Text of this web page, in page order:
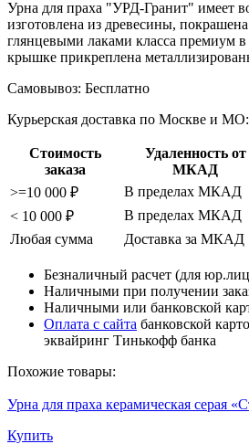
Урна для праха "УРД-Гранит" имеет
изготовлена из древесины,
глянцевыми лаками класса премиум
крышке прикреплена
Самовывоз: Бесплатно
Курьерская доставка по Москве и МО:
Стоимость
заказа
Удаленность от
МКАД
>=10 000 ₽
В пределах МКАД
< 10 000 ₽
В пределах МКАД
Любая сумма
Доставка за МКАД
Безналичный расчет (для
Наличными при получении
Наличными или банковской
Оплата с сайта банковской
эквайринг Тинькофф банка
Похожие товары:
Урна для праха керамическая серая
Купить